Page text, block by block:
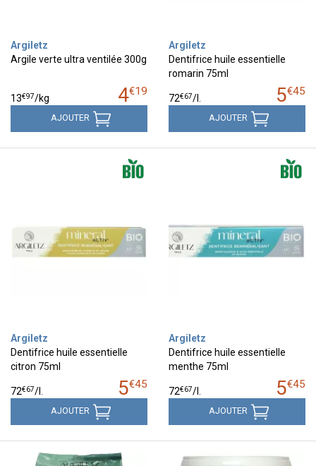
Argiletz
Argile verte ultra ventilée 300g
4€19
13€97/kg
AJOUTER
Argiletz
Dentifrice huile essentielle
romarin 75ml
5€45
72€67/l.
AJOUTER
Argiletz
Dentifrice huile essentielle
citron 75ml
5€45
72€67/l.
AJOUTER
Argiletz
Dentifrice huile essentielle
menthe 75ml
5€45
72€67/l.
AJOUTER